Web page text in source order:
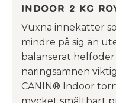
Indoor 2 kg
Vuxna innekatter
mindre på sig än
balanserat
näringsämnen
CANIN® Indoor